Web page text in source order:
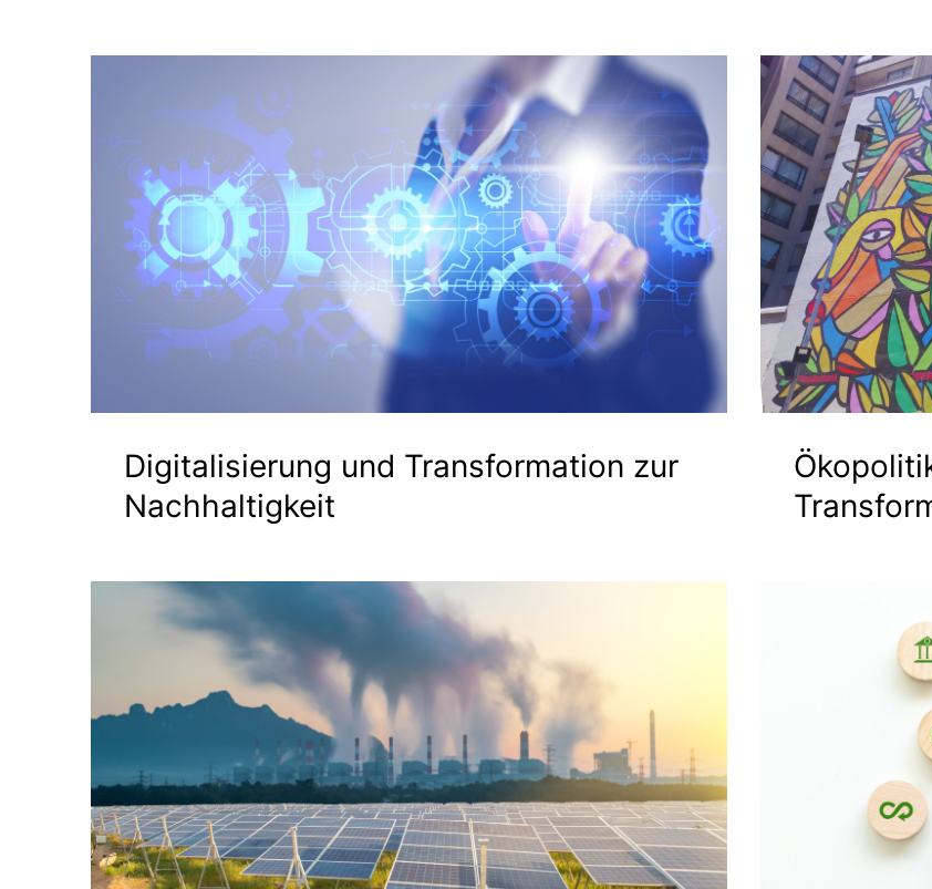
Digitalisierung und Transformation zur
Nachhaltigkeit